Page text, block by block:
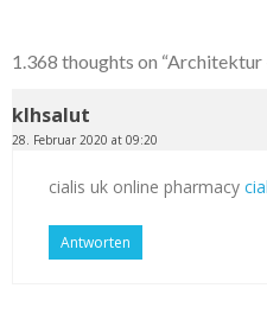
1.368 thoughts on “Architektur
klhsalut
28. Februar 2020 at 09:20
cialis uk online pharmacy
Antworten